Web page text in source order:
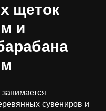
щеток
и
сувениров и